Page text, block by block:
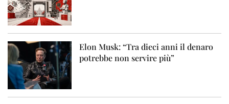
Elon Musk: “Tra dieci anni il denaro
potrebbe non servire più”